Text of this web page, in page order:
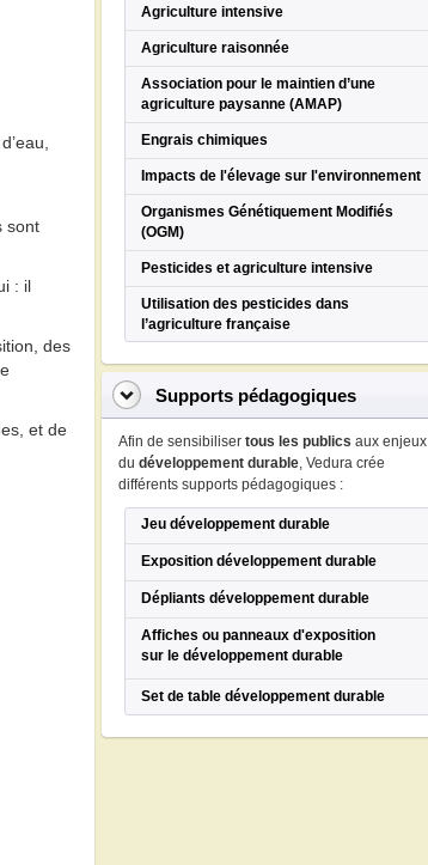
sont
: il
des
et de
Agriculture intensive
Agriculture raisonnée
Association pour le maintien d’une
agriculture paysanne (AMAP)
Engrais chimiques
Impacts de l'élevage sur l'environnement
Organismes Génétiquement Modifiés
(OGM)
Pesticides et agriculture intensive
Utilisation des pesticides dans
l’agriculture française
Supports pédagogiques
Afin de sensibiliser tous les publics aux enjeux
du développement durable, Vedura crée
différents supports pédagogiques :
Jeu développement durable
Exposition développement durable
Dépliants développement durable
Affiches ou panneaux d'exposition
sur le développement durable
Set de table développement durable